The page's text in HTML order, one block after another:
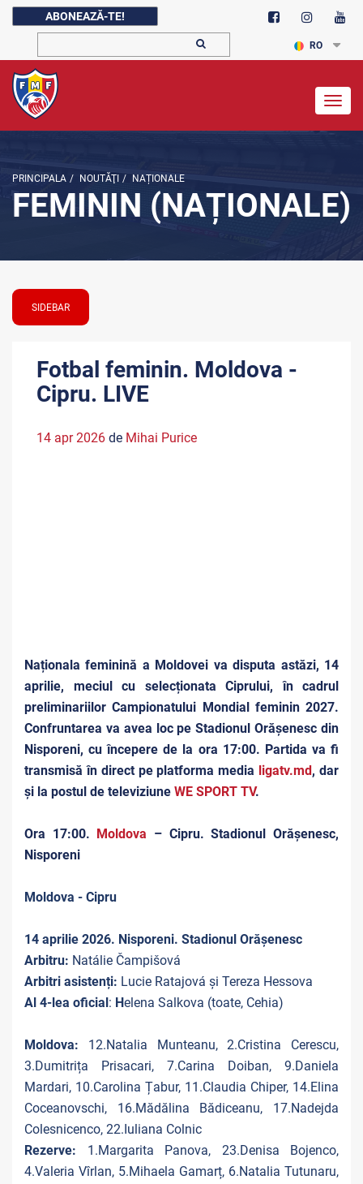
ABONEAZĂ-TE!
RO
PRINCIPALA / NOUTĂŢI / NAȚIONALE
FEMININ (NAȚIONALE)
SIDEBAR
Fotbal feminin. Moldova -
Cipru. LIVE
14 apr 2026 de Mihai Purice
Naționala feminină a Moldovei va disputa astăzi, 14
aprilie, meciul cu selecționata Ciprului, în cadrul
preliminariilor Campionatului Mondial feminin 2027.
Confruntarea va avea loc pe Stadionul Orășenesc din
Nisporeni, cu începere de la ora 17:00. Partida va fi
transmisă în direct pe platforma media ligatv.md , dar
și la postul de televiziune WE SPORT TV.
Ora 17:00. Moldova – Cipru. Stadionul Orășenesc,
Nisporeni
Moldova - Cipru
14 aprilie 2026. Nisporeni. Stadionul Orășenesc
Arbitru: Natálie Čampišová
Arbitri asistenți: Lucie Ratajová și Tereza Hessova
Al 4-lea oficial : Helena Salkova (toate, Cehia)
Moldova: 12.Natalia Munteanu, 2.Cristina Cerescu,
3.Dumitrița Prisacari, 7.Carina Doiban, 9.Daniela
Mardari, 10.Carolina Țabur, 11.Claudia Chiper, 14.Elina
Coceanovschi, 16.Mădălina Bădiceanu, 17.Nadejda
Colesnicenco, 22.Iuliana Colnic
Rezerve: 1.Margarita Panova, 23.Denisa Bojenco,
4.Valeria Vîrlan, 5.Mihaela Gamarț, 6.Natalia Tutunaru,